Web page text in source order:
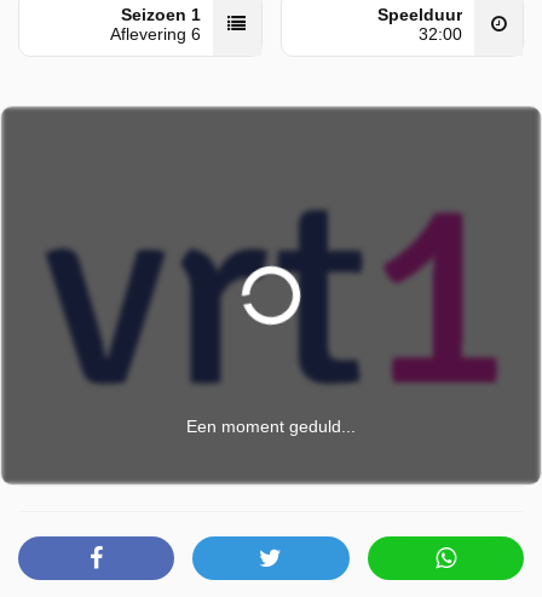
Daar Zijn Beelden Van is uitgezonden door VRT 1 op
zaterdag 30 mei 2026 om 20:46 uur.
Seizoen 1
Aflevering 6
Speelduur
32:00
Een moment geduld...